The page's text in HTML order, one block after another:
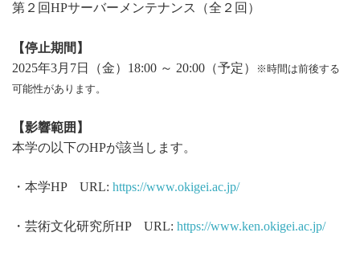
第２回HPサーバーメンテナンス（全２回）
【停止期間】
2025年3月7日（金）18:00 ～ 20:00（予定）
※時間は前後する
可能性があります。
【影響範囲】
本学の以下のHPが該当します。
・本学HP URL: https://www.okigei.ac.jp/
・芸術文化研究所HP URL: https://www.ken.okigei.ac.jp/